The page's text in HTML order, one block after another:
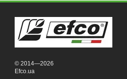
© 2014—2026
Efco.ua